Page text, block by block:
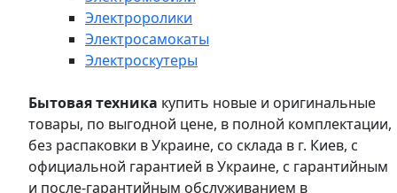
Электроролики
Электросамокаты
Электроскутеры
Бытовая техника купить новые и оригинальные
товары, по выгодной цене, в полной комплектации,
без распаковки в Украине, со склада в г. Киев, с
официальной гарантией в Украине, с гарантийным
и после-гарантийным обслуживанием в